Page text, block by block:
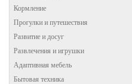
Кормление
Прогулки и путешествия
Развитие и досуг
Развлечения и игрушки
Адаптивная мебель
Бытовая техника